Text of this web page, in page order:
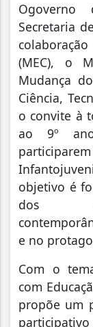
Secretaria
(MEC), o
Mudança
Ciência,
o convite à
ao 9º
objetivo é
dos
e no
Com o
com
propõe um